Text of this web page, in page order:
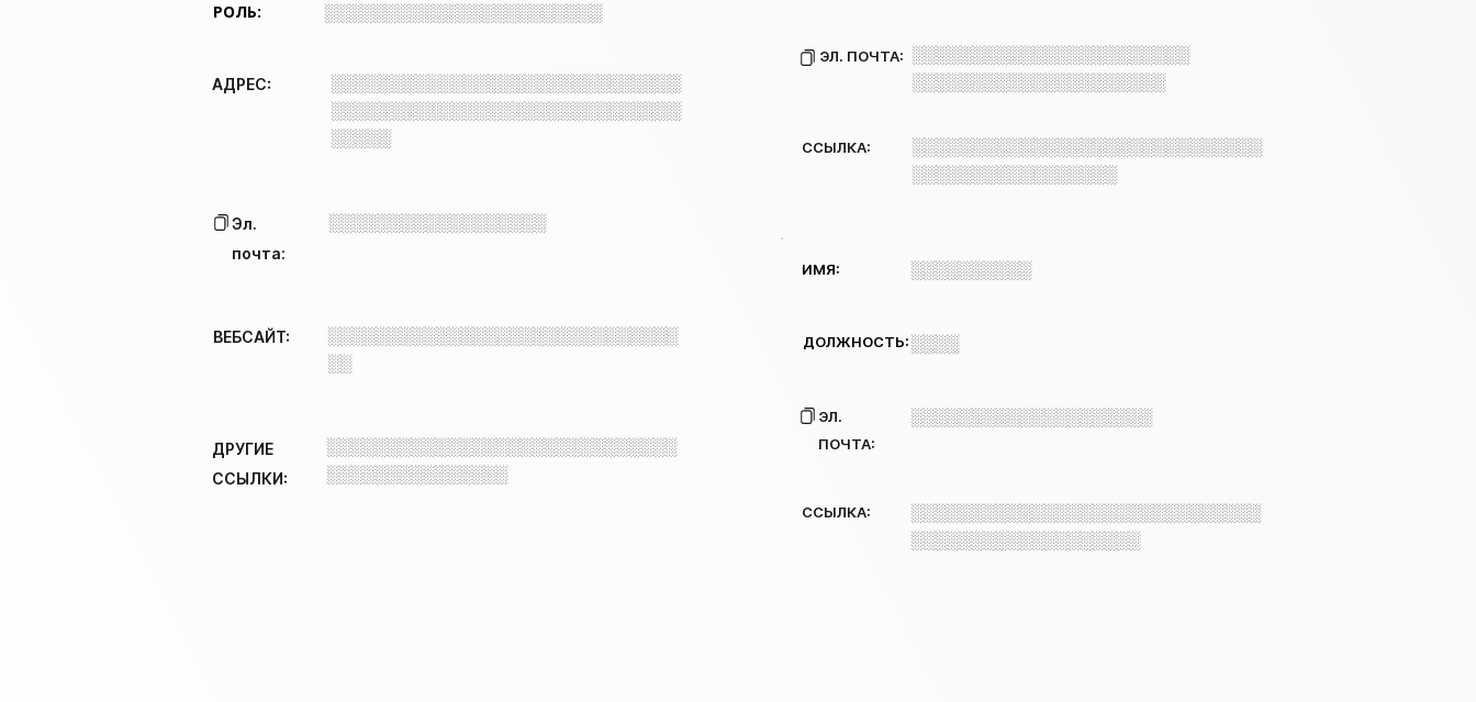
РОЛЬ: ░░░░░░░░░░░░░░░░░░░░░░░
АДРЕС:
░░░░░░░░░░░░░░░░░░░░░░░░░░░░░
░░░░░░░░░░░░░░░░░░░░░░░░░░░░░
░░░░░
Эл.
почта:
░░░░░░░░░░░░░░░░░░
ВЕБСАЙТ:
░░░░░░░░░░░░░░░░░░░░░░░░░░░░░
░░
ДРУГИЕ
ССЫЛКИ:
░░░░░░░░░░░░░░░░░░░░░░░░░░░░░
░░░░░░░░░░░░░░░
ЭЛ. ПОЧТА: ░░░░░░░░░░░░░░░░░░░░░░░
░░░░░░░░░░░░░░░░░░░░░
ССЫЛКА:
░░░░░░░░░░░░░░░░░░░░░░░░░░░░░
░░░░░░░░░░░░░░░░░
ИМЯ: ░░░░░░░░░░
ДОЛЖНОСТЬ:░░░░
ЭЛ.
ПОЧТА:
░░░░░░░░░░░░░░░░░░░░
ССЫЛКА:
░░░░░░░░░░░░░░░░░░░░░░░░░░░░░
░░░░░░░░░░░░░░░░░░░